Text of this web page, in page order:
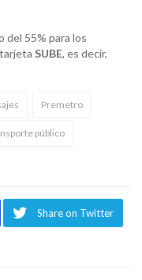
del 55% para los
SUBE, es decir,
Premetro
público
Share on Twitter